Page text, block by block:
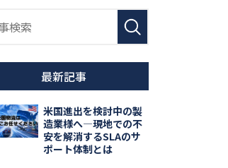
最新記事
米国進出を検討中の製
造業様へ―現地での不
安を解消するSLAのサ
ポート体制とは